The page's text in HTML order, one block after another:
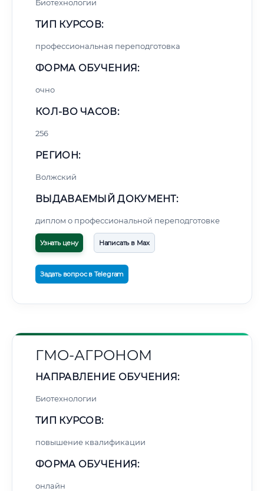
Биотехнологии
ТИП КУРСОВ:
профессиональная переподготовка
ФОРМА ОБУЧЕНИЯ:
очно
КОЛ-ВО ЧАСОВ:
256
РЕГИОН:
Волжский
ВЫДАВАЕМЫЙ ДОКУМЕНТ:
диплом о профессиональной переподготовке
Узнать цену Написать в Max
Задать вопрос в Telegram
ГМО-АГРОНОМ
НАПРАВЛЕНИЕ ОБУЧЕНИЯ:
Биотехнологии
ТИП КУРСОВ:
повышение квалификации
ФОРМА ОБУЧЕНИЯ:
онлайн